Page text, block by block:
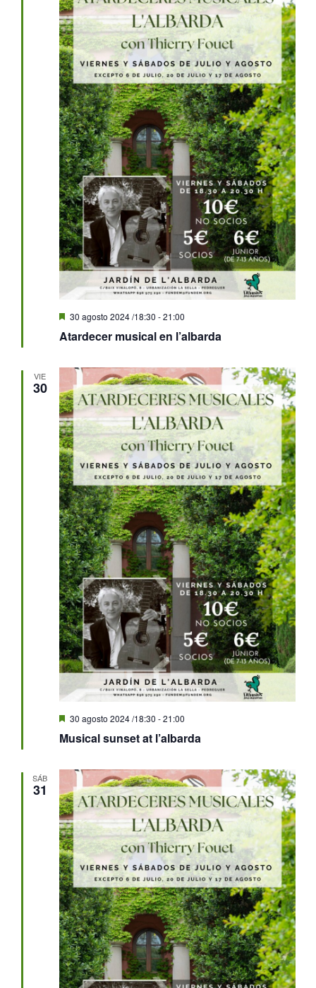
Atardecer musical en l’albarda
Destacado
30 agosto 2024 /18:30 -21:00
VIE
30
Musical sunset at l’albarda
Destacado
30 agosto 2024 /18:30 -21:00
SÁB
31